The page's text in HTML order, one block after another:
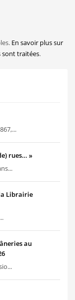
En savoir plus sur
sont traitées.
rues… »
Librairie
au